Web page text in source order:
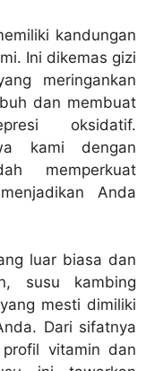
kandungan
Ini dikemas gizi
meringankan
dan membuat
oksidatif.
kami dengan
memperkuat
Anda
luar biasa dan
susu kambing
mesti dimiliki
Dari sifatnya
vitamin dan